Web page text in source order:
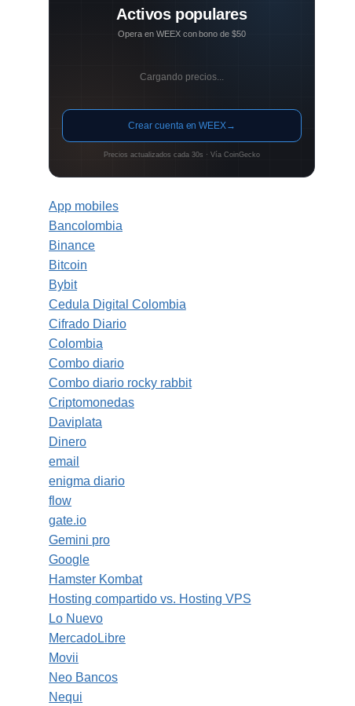
Activos populares
Opera en WEEX con bono de $50
Cargando precios...
Crear cuenta en WEEX→
Precios actualizados cada 30s · Vía CoinGecko
App mobiles
Bancolombia
Binance
Bitcoin
Bybit
Cedula Digital Colombia
Cifrado Diario
Colombia
Combo diario
Combo diario rocky rabbit
Criptomonedas
Daviplata
Dinero
email
enigma diario
flow
gate.io
Gemini pro
Google
Hamster Kombat
Hosting compartido vs. Hosting VPS
Lo Nuevo
MercadoLibre
Movii
Neo Bancos
Nequi